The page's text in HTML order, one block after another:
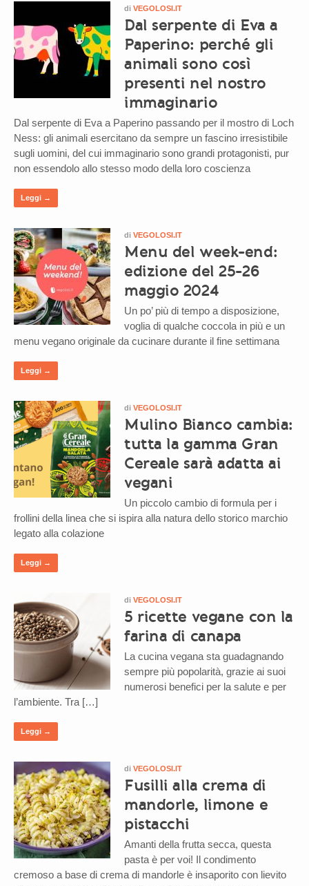
di VEGOLOSI.IT
Dal serpente di Eva a
Paperino: perché gli
animali sono così
presenti nel nostro
immaginario
Dal serpente di Eva a Paperino passando per il mostro di Loch
Ness: gli animali esercitano da sempre un fascino irresistibile
sugli uomini, del cui immaginario sono grandi protagonisti, pur
non essendolo allo stesso modo della loro coscienza
Leggi →
di VEGOLOSI.IT
Menu del week-end:
edizione del 25-26
maggio 2024
Un po’ più di tempo a disposizione,
voglia di qualche coccola in più e un
menu vegano originale da cucinare durante il fine settimana
Leggi →
di VEGOLOSI.IT
Mulino Bianco cambia:
tutta la gamma Gran
Cereale sarà adatta ai
vegani
Un piccolo cambio di formula per i
frollini della linea che si ispira alla natura dello storico marchio
legato alla colazione
Leggi →
di VEGOLOSI.IT
5 ricette vegane con la
farina di canapa
La cucina vegana sta guadagnando
sempre più popolarità, grazie ai suoi
numerosi benefici per la salute e per
l’ambiente. Tra […]
Leggi →
di VEGOLOSI.IT
Fusilli alla crema di
mandorle, limone e
pistacchi
Amanti della frutta secca, questa
pasta è per voi! Il condimento
cremoso a base di crema di mandorle è insaporito con lievito